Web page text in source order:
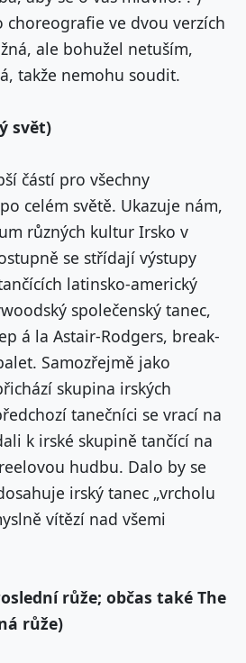
choreografie ve dvou verzích
ale bohužel netuším,
takže nemohu soudit.
svět)
částí pro všechny
celém světě. Ukazuje nám,
různých kultur Irsko v
se střídají výstupy
latinsko-americký
společenský tanec,
á la Astair-Rodgers, break-
Samozřejmě jako
skupina irských
tanečníci se vrací na
k irské skupině tančící na
hudbu. Dalo by se
irský tanec „vrcholu
vítězí nad všemi
růže; občas také The
růže)